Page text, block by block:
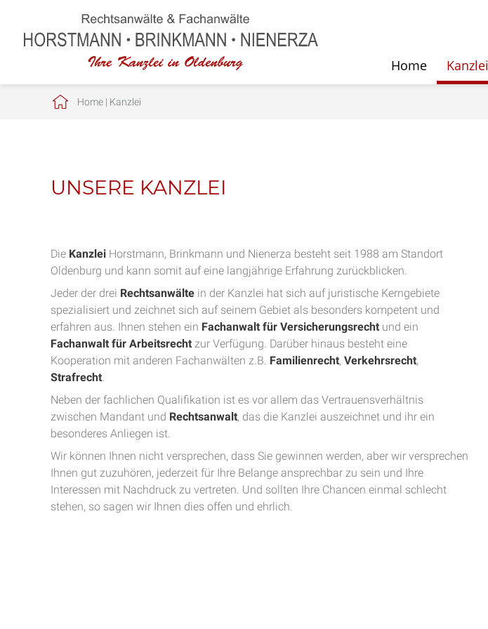
Home Kanzlei
Home| Kanzlei
UNSERE KANZLEI
Die Kanzlei Horstmann, Brinkmann und Nienerza besteht seit 1988 am Standort
Oldenburg und kann somit auf eine langjährige Erfahrung zurückblicken.
Jeder der drei Rechtsanwälte in der Kanzlei hat sich auf juristische Kerngebiete
spezialisiert und zeichnet sich auf seinem Gebiet als besonders kompetent und
erfahren aus. Ihnen stehen ein Fachanwalt für Versicherungsrecht und ein
Fachanwalt für Arbeitsrecht zur Verfügung. Darüber hinaus besteht eine
Kooperation mit anderen Fachanwälten z.B. Familienrecht, Verkehrsrecht,
Strafrecht.
Neben der fachlichen Qualifikation ist es vor allem das Vertrauensverhältnis
zwischen Mandant und Rechtsanwalt, das die Kanzlei auszeichnet und ihr ein
besonderes Anliegen ist.
Wir können Ihnen nicht versprechen, dass Sie gewinnen werden, aber wir versprechen
Ihnen gut zuzuhören, jederzeit für Ihre Belange ansprechbar zu sein und Ihre
Interessen mit Nachdruck zu vertreten. Und sollten Ihre Chancen einmal schlecht
stehen, so sagen wir Ihnen dies offen und ehrlich.